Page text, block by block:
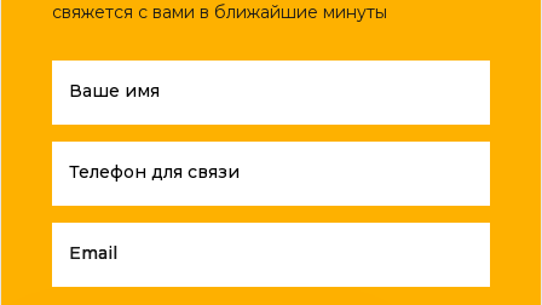
свяжется с вами в ближайшие минуты
Ваше имя
Телефон для связи
Email